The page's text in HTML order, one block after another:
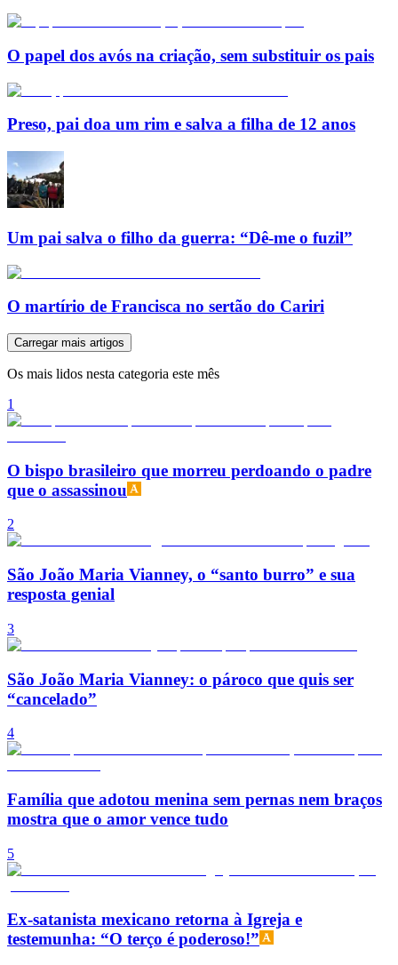
O papel dos avós na criação, sem substituir os pais
Preso, pai doa um rim e salva a filha de 12 anos
Um pai salva o filho da guerra: “Dê-me o fuzil”
O martírio de Francisca no sertão do Cariri
Carregar mais artigos
Os mais lidos nesta categoria este mês
1
O bispo brasileiro que morreu perdoando o padre
que o assassinou
2
São João Maria Vianney, o “santo burro” e sua
resposta genial
3
São João Maria Vianney: o pároco que quis ser
“cancelado”
4
Família que adotou menina sem pernas nem braços
mostra que o amor vence tudo
5
Ex-satanista mexicano retorna à Igreja e
testemunha: “O terço é poderoso!”